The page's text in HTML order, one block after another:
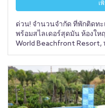
เ
ด่วน! จำนวนจำกัด ที่พักติดทะ
พร้อมสไลเดอร์สุดมัน ห้องให
World Beachfront Resort,